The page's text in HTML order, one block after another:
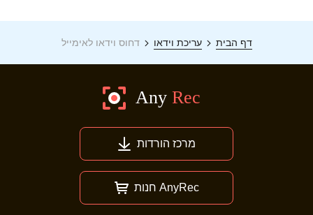
דף הבית עריכת וידאו דחוס וידאו לאימייל
מרכז הורדות
חנות AnyRec